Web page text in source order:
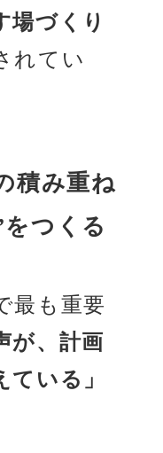
場づくり
れてい
積み重ね
つくる
最も重要
が、計画
いる」